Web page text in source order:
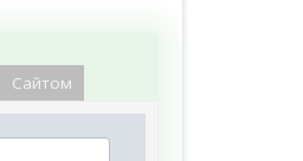
Сайтом